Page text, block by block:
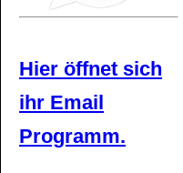
Hier öffnet sich
ihr Email
Programm.